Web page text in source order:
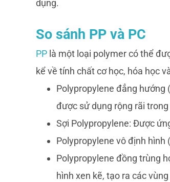
dụng.
So sánh PP và PC
PPlà một loại polymer có thể
kể về tính chất cơ học, hóa học
Polypropylene đẳng hướng
được sử dụng rộng rãi
Sợi Polypropylene: Được
Polypropylene vô định hình
Polypropylene đồng trùng
hình xen kẽ, tạo ra các